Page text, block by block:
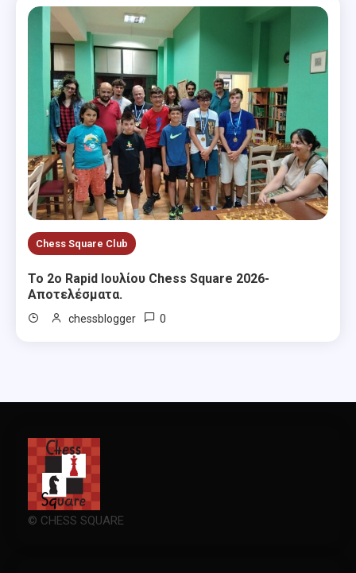
Chess Square Club
Το 2ο Rapid Ιουλίου Chess Square 2026-
Αποτελέσματα.
chessblogger 0
© CHESS SQUARE